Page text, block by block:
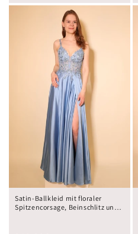
Satin-Ballkleid mit floraler
Spitzencorsage, Beinschlitz und